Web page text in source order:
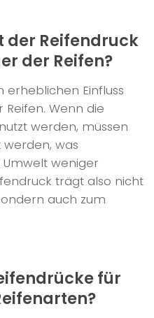
der Reifendruck
der Reifen?
erheblichen Einfluss
Wenn die
werden, müssen
was
weniger
trägt also nicht
auch zum
für